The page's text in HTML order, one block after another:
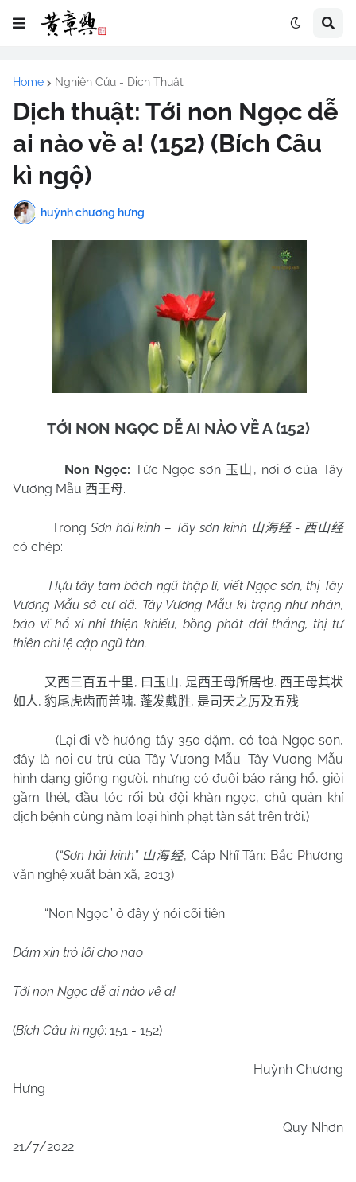
Home Nghiên Cứu - Dịch Thuật
Dịch thuật: Tới non Ngọc dễ
ai nào về a! (152) (Bích Câu
kì ngộ)
huỳnh chương hưng
TỚI NON NGỌC DỄ AI NÀO VỀ A (152)
Non Ngọc: Tức Ngọc sơn 玉山 , nơi ở của Tây
Vương Mẫu 西王母.
Trong Sơn hải kinh – Tây sơn kinh 山海经- 西山经
có chép:
Hựu tây tam bách ngũ thập lí, viết Ngọc sơn, thị Tây
Vương Mẫu sở cư dã. Tây Vương Mẫu kì trạng như nhân,
báo vĩ hổ xỉ nhi thiện khiếu, bồng phát đái thắng, thị tư
thiên chi lệ cập ngũ tàn.
又西三百五十里, 曰玉山, 是西王母所居也. 西王母其状
如人, 豹尾虎齿而善啸, 蓬发戴胜, 是司天之厉及五残.
(Lại đi về hướng tây 350 dặm, có toà Ngọc sơn,
đây là nơi cư trú của Tây Vương Mẫu. Tây Vương Mẫu
hình dạng giống người, nhưng có đuôi báo răng hổ, giỏi
gầm thét, đầu tóc rối bù đội khăn ngọc, chủ quản khí
dịch bệnh cùng năm loại hình phạt tàn sát trên trời.)
(“Sơn hải kinh” 山海经, Cáp Nhĩ Tân: Bắc Phương
văn nghệ xuất bản xã, 2013)
“Non Ngọc” ở đây ý nói cõi tiên.
Dám xin trỏ lối cho nao
Tới non Ngọc dễ ai nào về a!
(Bích Câu kì ngộ: 151 - 152)
Huỳnh Chương
Hưng
Quy Nhơn
21/7/2022